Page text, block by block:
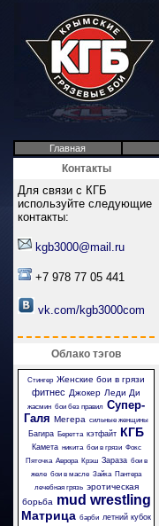
Главная
Контакты
Для связи с КГБ
используйте следующие
контакты:
kgb3000@mail.ru
+7 978 77 05 441
vk.com/kgb3000com
Облако тэгов
Стингер Женские бои в грязи
фитнес Джокер Леди Ди
жасмин бои без правил Супер-
Галя Мегера сильные женщины
Багира Беретта кэтфайт КГБ
Камета никита бои в грязи Фокс
Пяточка Аврора Крэш Зараза бои в
желе бои в масле Зайка Пантера
лечебная грязь эротическая
борьба mud wrestling
Матрица барби летний кубок